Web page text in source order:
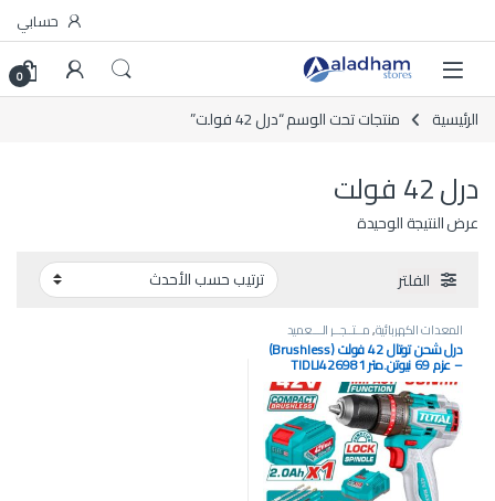
حسابي
0
الرئيسية منتجات تحت الوسم “درل 42 فولت”
درل 42 فولت
عرض النتيجة الوحيدة
الفلتر
المعدات الكهربائية,مــتــجــر الـــعميد
درل شحن توتال 42 فولت (Brushless)
– عزم 69 نيوتن.متر TIDLI426981